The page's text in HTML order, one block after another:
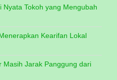
Nyata Tokoh yang Mengubah
Kearifan Lokal
Masih Jarak Panggung dari